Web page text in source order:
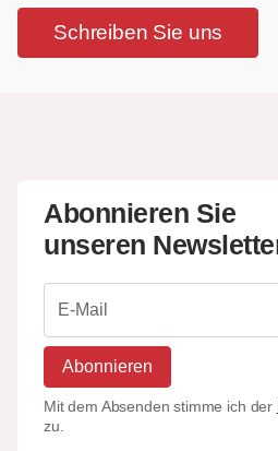
Schreiben Sie uns
Abonnieren Sie
unseren
Abonnieren
Mit dem Absenden stimme ich der
zu.